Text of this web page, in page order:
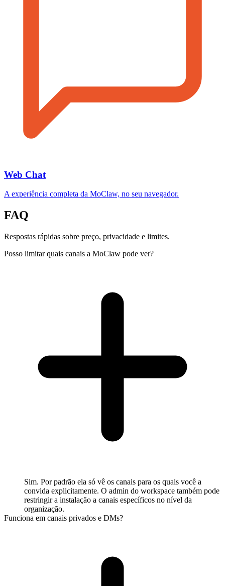
Web Chat
A experiência completa da MoClaw, no seu navegador.
FAQ
Respostas rápidas sobre preço, privacidade e limites.
Posso limitar quais canais a MoClaw pode ver?
Sim. Por padrão ela só vê os canais para os quais você a
convida explicitamente. O admin do workspace também pode
restringir a instalação a canais específicos no nível da
organização.
Funciona em canais privados e DMs?